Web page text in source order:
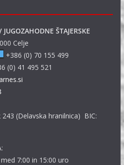
ŠTAJERSKE
Celje
+386 (0) 70 155 499
(0) 41 495 521
243 (Delavska hranilnica) BIC:
7:00 in 15:00 uro